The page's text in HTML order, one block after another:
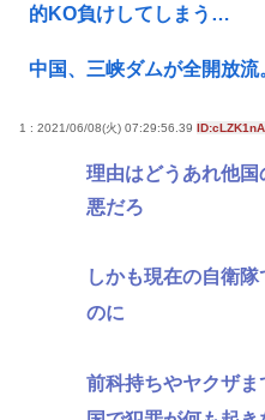
的KO負けしてしまう…
中国、三峡ダムが全開放
1 : 2021/06/08(火) 07:29:56.39
理由はどうあれ他
悪だろ
しかも現在の自衛
のに
前科持ちやヤクザ